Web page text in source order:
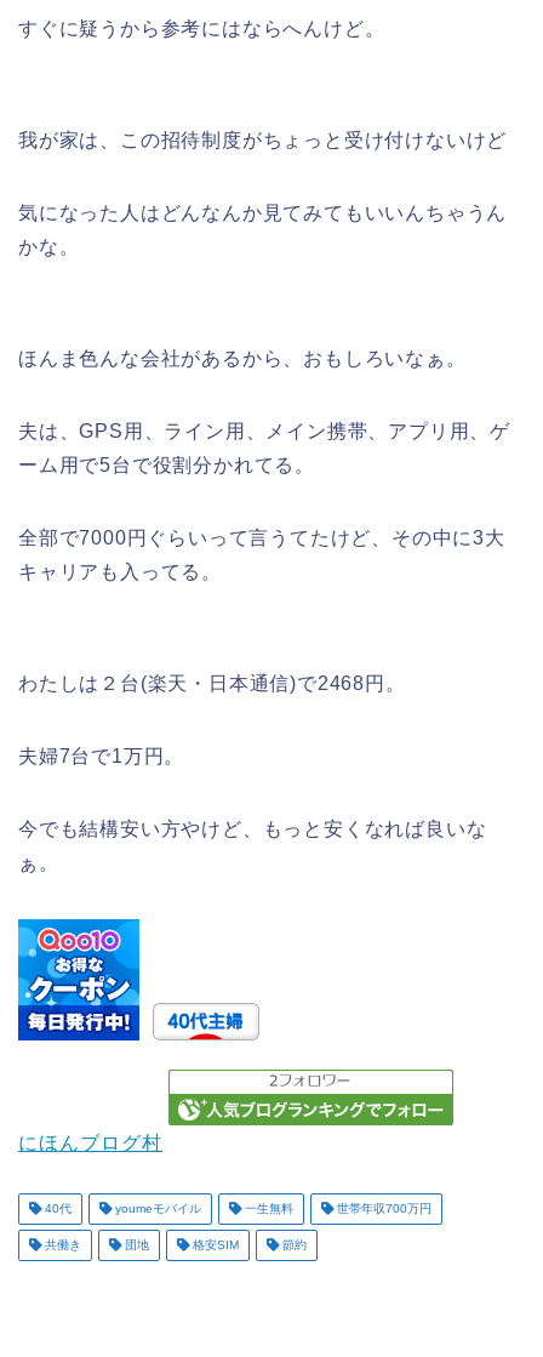
すぐに疑うから参考にはならへんけど。
我が家は、この招待制度がちょっと受け付けないけど
気になった人はどんなんか見てみてもいいんちゃうん
かな。
ほんま色んな会社があるから、おもしろいなぁ。
夫は、GPS用、ライン用、メイン携帯、アプリ用、ゲ
ーム用で5台で役割分かれてる。
全部で7000円ぐらいって言うてたけど、その中に3大
キャリアも入ってる。
わたしは２台(楽天・日本通信)で2468円。
夫婦7台で1万円。
今でも結構安い方やけど、もっと安くなれば良いな
ぁ。
にほんブログ村
40代 youmeモバイル 一生無料 世帯年収700万円
共働き 団地 格安SIM 節約